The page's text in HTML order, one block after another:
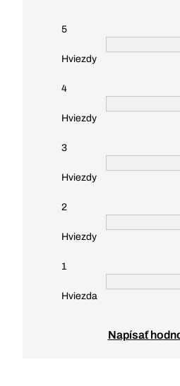
5
Hviezdy
4
Hviezdy
3
Hviezdy
2
Hviezdy
1
Hviezda
Napísať